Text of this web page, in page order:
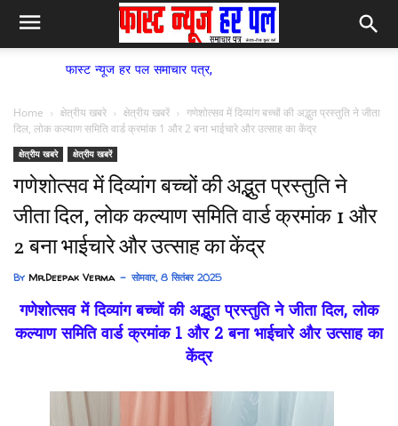
न्यूज हर पल समाचार पत्र,
Home क्षेत्रीय खबरे क्षेत्रीय खबरें
गणेशोत्सव में दिव्यांग बच्चों की अद्भुत प्रस्तुति ने जीता
दिल, लोक कल्याण समिति वार्ड क्रमांक 1 और 2 बना भाईचारे और उत्साह का केंद्र
क्षेत्रीय खबरे क्षेत्रीय खबरें
गणेशोत्सव में दिव्यांग बच्चों की अद्भुत प्रस्तुति ने
जीता दिल, लोक कल्याण समिति वार्ड क्रमांक 1 और
2 बना भाईचारे और उत्साह का केंद्र
By Mr.Deepak Verma सोमवार, 8 सितंबर 2025
गणेशोत्सव में दिव्यांग बच्चों की अद्भुत प्रस्तुति ने जीता दिल, लोक
कल्याण समिति वार्ड क्रमांक 1 और 2 बना भाईचारे और उत्साह का
केंद्र